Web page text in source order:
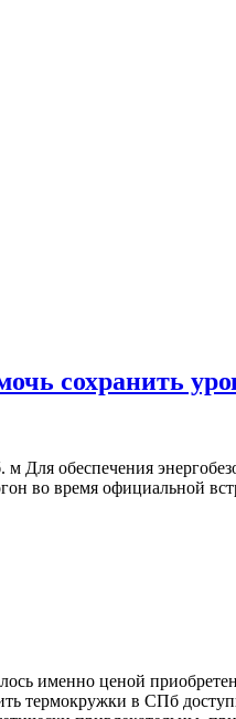
сохранить
обеспечения
время официальной
именно ценой
термокружки в СПб